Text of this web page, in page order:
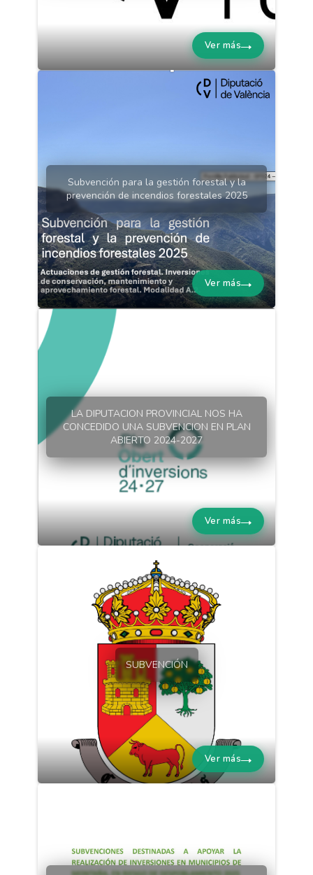
Ver más
Subvención para la gestión forestal y la
prevención de incendios forestales 2025
Ver más
LA DIPUTACION PROVINCIAL NOS HA
CONCEDIDO UNA SUBVENCION EN PLAN
ABIERTO 2024-2027
Ver más
SUBVENCIÓN
Ver más